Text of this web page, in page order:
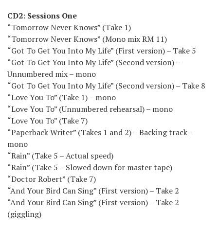
CD2: Sessions One
“Tomorrow Never Knows” (Take 1)
“Tomorrow Never Knows” (Mono mix RM 11)
“Got To Get You Into My Life” (First version) – Take 5
“Got To Get You Into My Life” (Second version) –
Unnumbered mix – mono
“Got To Get You Into My Life” (Second version) – Take 8
“Love You To” (Take 1) – mono
“Love You To” (Unnumbered rehearsal) – mono
“Love You To” (Take 7)
“Paperback Writer” (Takes 1 and 2) – Backing track –
mono
“Rain” (Take 5 – Actual speed)
“Rain” (Take 5 – Slowed down for master tape)
“Doctor Robert” (Take 7)
“And Your Bird Can Sing” (First version) – Take 2
“And Your Bird Can Sing” (First version) – Take 2
(giggling)